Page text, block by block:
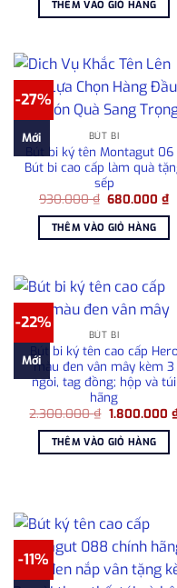
1.750.000 ₫.
THÊM VÀO GIỎ HÀNG
-27%
Mới BÚT BI
Bút bi ký tên Montagut 06
Bút bi cao cấp làm quà
sếp
930.000₫ Giá
là:
930.000 ₫.
680.000₫Giá
THÊM VÀO GIỎ HÀNG
-22%
Mới
BÚT BI
Bút bi ký tên cao cấp Hero
màu đen vân mây kèm 3
ngòi, tag đồng; hộp và túi
hãng
2.300.000₫ Giá
là:
2.300.000 ₫.
1.800.000
THÊM VÀO GIỎ HÀNG
-11%